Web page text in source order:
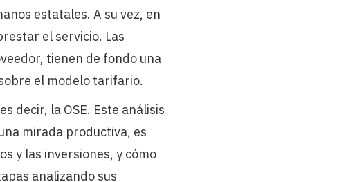
estatales. A su vez, en
el servicio. Las
tienen de fondo una
el modelo tarifario.
decir, la OSE. Este análisis
mirada productiva, es
y las inversiones, y cómo
analizando sus